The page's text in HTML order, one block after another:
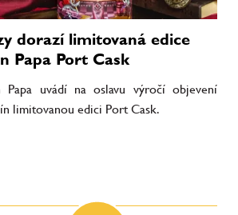
dorazí limitovaná edice
Papa Port Cask
Papa uvádí na oslavu výročí objevení
limitovanou edici Port Cask.